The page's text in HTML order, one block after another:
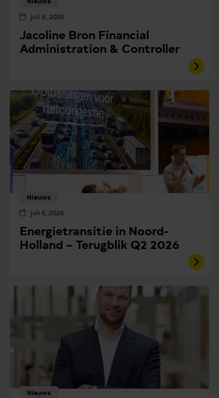
juli 8, 2026
Jacoline Bron Financial
Administration & Controller
Nieuws
juli 6, 2026
Energietransitie in Noord-
Holland – Terugblik Q2 2026
Nieuws